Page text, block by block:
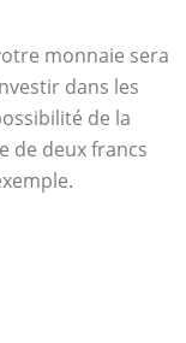
monnaie sera
dans les
de la
de deux francs